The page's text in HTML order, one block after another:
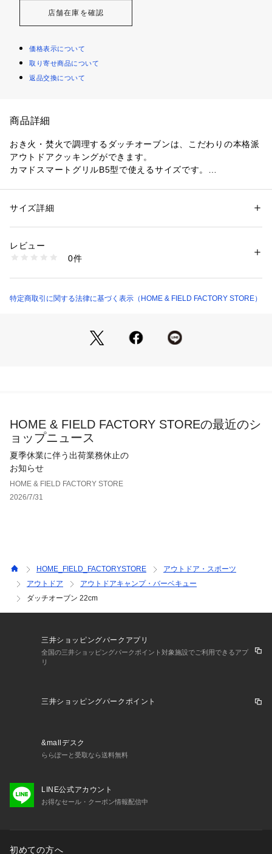
店舗在庫を確認
価格表示について
取り寄せ商品について
返品交換について
商品詳細
おき火・焚火で調理するダッチオーブンは、こだわりの本格派
アウトドアクッキングができます。
カマドスマートグリルB5型で使えるサイズです。
性別：レディース
プ・バーベキュー
ンレス鋼
UG-3061 （ショップ）
サイズ詳細
レビュー
0件
特定商取引に関する法律に基づく表示（HOME & FIELD FACTORY STORE）
HOME & FIELD FACTORY STOREの最近のシ
ョップニュース
夏季休業に伴う出荷業務休止の
お知らせ
HOME & FIELD FACTORY STORE
2026/7/31
HOME_FIELD_FACTORYSTORE
アウトドア・スポーツ
アウトドア
アウトドアキャンプ・バーベキュー
ダッチオーブン 22cm
三井ショッピングパークアプリ
全国の三井ショッピングパークポイント対象施設でご利用できるアプ
リ
三井ショッピングパークポイント
&mallデスク
ららぽーと受取なら送料無料
LINE公式アカウント
お得なセール・クーポン情報配信中
初めての方へ